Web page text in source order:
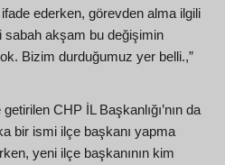
ederken, görevden alma ilgili
sabah akşam bu değişimin
Bizim durduğumuz yer belli.,”
CHP İL Başkanlığı’nın da
bir ismi ilçe başkanı yapma
yeni ilçe başkanının kim